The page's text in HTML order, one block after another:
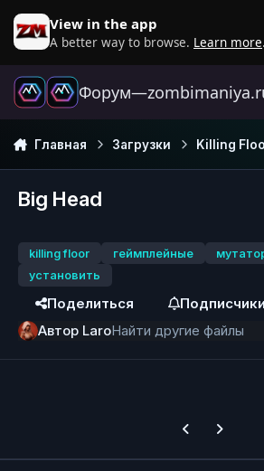
Перейти к содержанию
View in the app
A better way to browse. Learn more.
Главная Загрузки Killing
Big Head
killing floor геймплейные
установить
Поделиться
Подписчики
Автор LaroНайти другие файлы
PreviousNext